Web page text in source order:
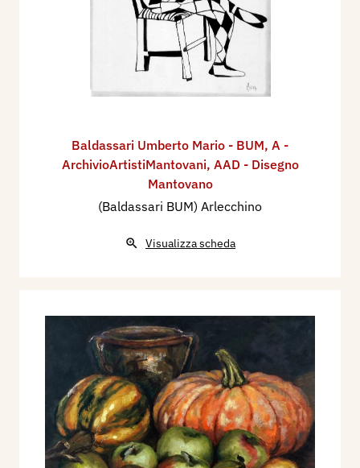
Baldassari Umberto Mario - BUM, A -
ArchivioArtistiMantovani, AAD - Disegno
Mantovano
(Baldassari BUM) Arlecchino
Visualizza scheda